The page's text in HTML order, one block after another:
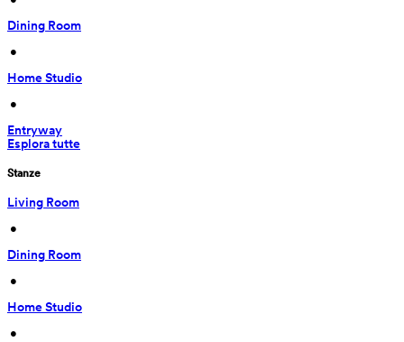
Dining Room
•
Home Studio
•
Entryway
Esplora tutte
Stanze
Living Room
•
Dining Room
•
Home Studio
•